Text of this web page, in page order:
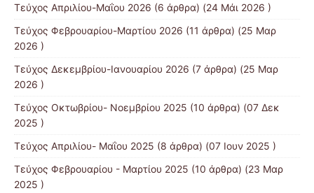
Τεύχος Απριλίου-Mαΐου 2026 (6 άρθρα) (24 Μάι 2026 )
Τεύχος Φεβρουαρίου-Μαρτίου 2026 (11 άρθρα) (25 Μαρ
2026 )
Τεύχος Δεκεμβρίου-Ιανουαρίου 2026 (7 άρθρα) (25 Μαρ
2026 )
Τεύχος Οκτωβρίου- Νοεμβρίου 2025 (10 άρθρα) (07 Δεκ
2025 )
Τεύχος Απριλίου- Μαΐου 2025 (8 άρθρα) (07 Ιουν 2025 )
Τεύχος Φεβρουαρίου - Μαρτίου 2025 (10 άρθρα) (23 Μαρ
2025 )